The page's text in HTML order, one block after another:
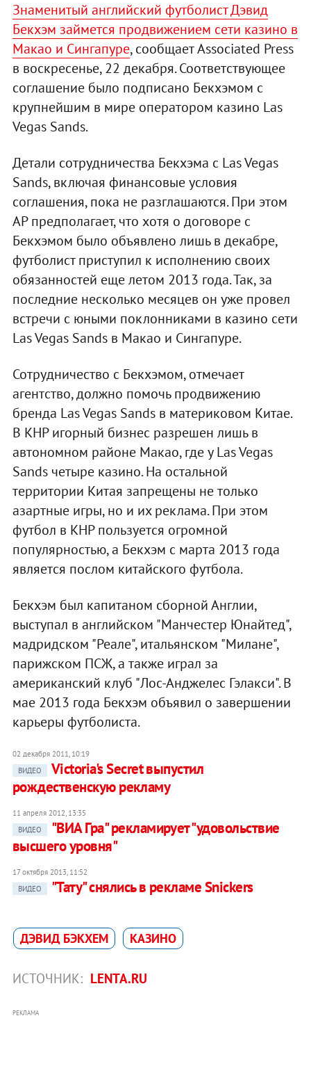
Знаменитый английский футболист Дэвид
Бекхэм займется продвижением сети казино в
Макао и Сингапуре, сообщает Associated Press
в воскресенье, 22 декабря. Соответствующее
соглашение было подписано Бекхэмом с
крупнейшим в мире оператором казино Las
Vegas Sands.
Детали сотрудничества Бекхэма с Las Vegas
Sands, включая финансовые условия
соглашения, пока не разглашаются. При этом
AP предполагает, что хотя о договоре с
Бекхэмом было объявлено лишь в декабре,
футболист приступил к исполнению своих
обязанностей еще летом 2013 года. Так, за
последние несколько месяцев он уже провел
встречи с юными поклонниками в казино сети
Las Vegas Sands в Макао и Сингапуре.
Сотрудничество с Бекхэмом, отмечает
агентство, должно помочь продвижению
бренда Las Vegas Sands в материковом Китае.
В КНР игорный бизнес разрешен лишь в
автономном районе Макао, где у Las Vegas
Sands четыре казино. На остальной
территории Китая запрещены не только
азартные игры, но и их реклама. При этом
футбол в КНР пользуется огромной
популярностью, а Бекхэм с марта 2013 года
является послом китайского футбола.
Бекхэм был капитаном сборной Англии,
выступал в английском "Манчестер Юнайтед",
мадридском "Реале", итальянском "Милане",
парижском ПСЖ, а также играл за
американский клуб "Лос-Анджелес Гэлакси". В
мае 2013 года Бекхэм объявил о завершении
карьеры футболиста.
02 декабря 2011, 10:19
ВИДЕО
Victoria's Secret выпустил
рождественскую рекламу
11 апреля 2012, 13:35
ВИДЕО
"ВИА Гра" рекламирует "удовольствие
высшего уровня"
17 октября 2013, 11:52
ВИДЕО
"Тату" снялись в рекламе Snickers
ДЭВИД БЭКХЕМ КАЗИНО
ИСТОЧНИК: LENTA.RU
РЕКЛАМА